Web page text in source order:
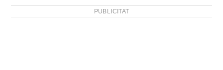
PUBLICITAT